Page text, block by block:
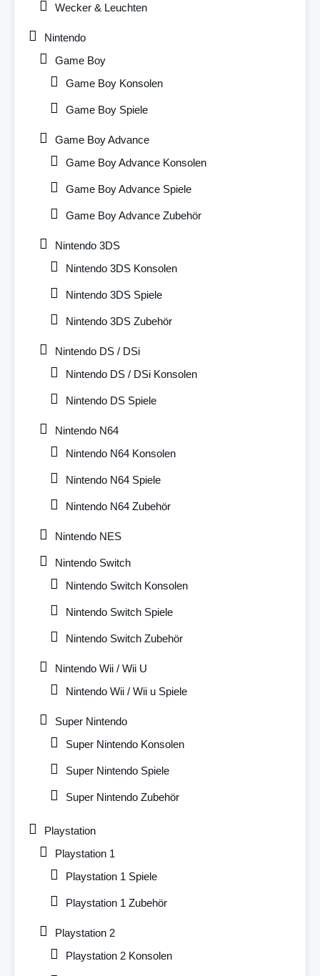
Wecker & Leuchten
Nintendo
Game Boy
Game Boy Konsolen
Game Boy Spiele
Game Boy Advance
Game Boy Advance Konsolen
Game Boy Advance Spiele
Game Boy Advance Zubehör
Nintendo 3DS
Nintendo 3DS Konsolen
Nintendo 3DS Spiele
Nintendo 3DS Zubehör
Nintendo DS / DSi
Nintendo DS / DSi Konsolen
Nintendo DS Spiele
Nintendo N64
Nintendo N64 Konsolen
Nintendo N64 Spiele
Nintendo N64 Zubehör
Nintendo NES
Nintendo Switch
Nintendo Switch Konsolen
Nintendo Switch Spiele
Nintendo Switch Zubehör
Nintendo Wii / Wii U
Nintendo Wii / Wii u Spiele
Super Nintendo
Super Nintendo Konsolen
Super Nintendo Spiele
Super Nintendo Zubehör
Playstation
Playstation 1
Playstation 1 Spiele
Playstation 1 Zubehör
Playstation 2
Playstation 2 Konsolen